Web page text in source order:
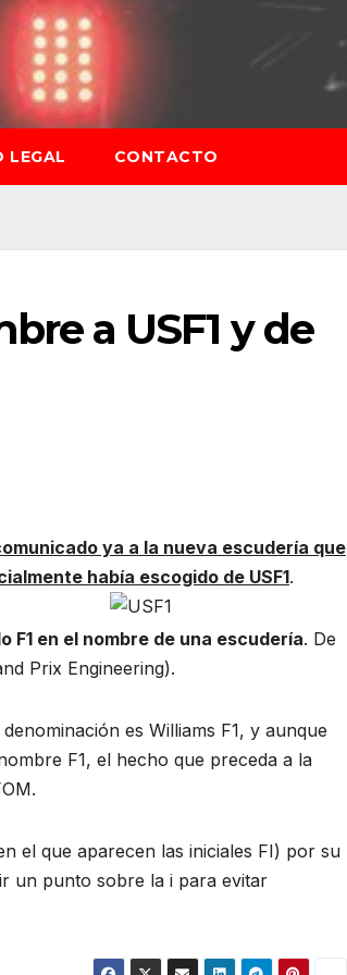
LEGAL CONTACTO
a USF1 y de
ya a la nueva escudería que
había escogido de USF1.
en el nombre de una escudería. De
Prix Engineering).
es Williams F1, y aunque
F1, el hecho que preceda a la
el que aparecen las iniciales FI) por su
un punto sobre la i para evitar